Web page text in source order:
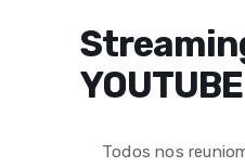
YOUTUBE
Todos nos